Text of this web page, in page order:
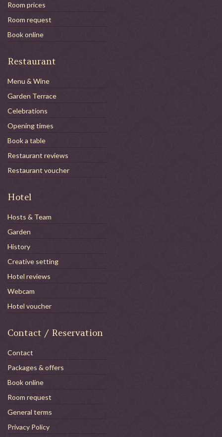
Room prices
Room request
Book online
Restaurant
Menu & Wine
Garden Terrace
Celebrations
Opening times
Book a table
Restaurant reviews
Restaurant voucher
Hotel
Hosts & Team
Garden
History
Creative setting
Hotel reviews
Webcam
Hotel voucher
Contact / Reservation
Contact
Packages & offers
Book online
Room request
General terms
Privacy Policy